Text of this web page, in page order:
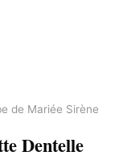
de Mariée Sirène
Dentelle​